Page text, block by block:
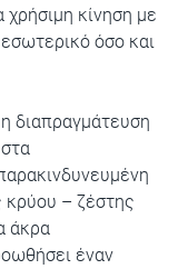
κίνηση με
όσο και
διαπραγμάτευση
κρύου – ζέστης
άκρα
έναν